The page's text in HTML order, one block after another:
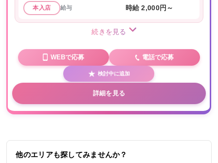
本入店 給与 時給 2,000円～
続きを見る
WEBで応募 電話で応募
検討中に追加
詳細を見る
他のエリアも探してみませんか？